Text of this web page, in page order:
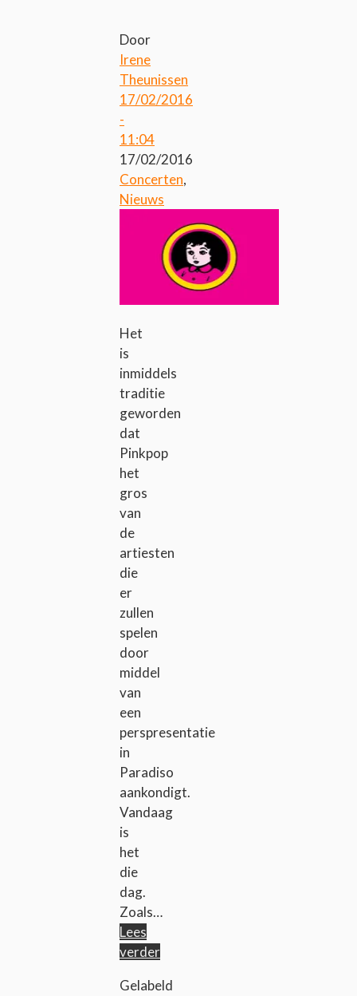
Door
Irene
Theunissen
17/02/2016
-
11:04
17/02/2016
Concerten,
Nieuws
Het
is
inmiddels
traditie
geworden
dat
Pinkpop
het
gros
van
de
artiesten
die
er
zullen
spelen
door
middel
van
een
perspresentatie
in
Paradiso
aankondigt.
Vandaag
is
het
die
dag.
Zoals…
Lees
verder
Gelabeld